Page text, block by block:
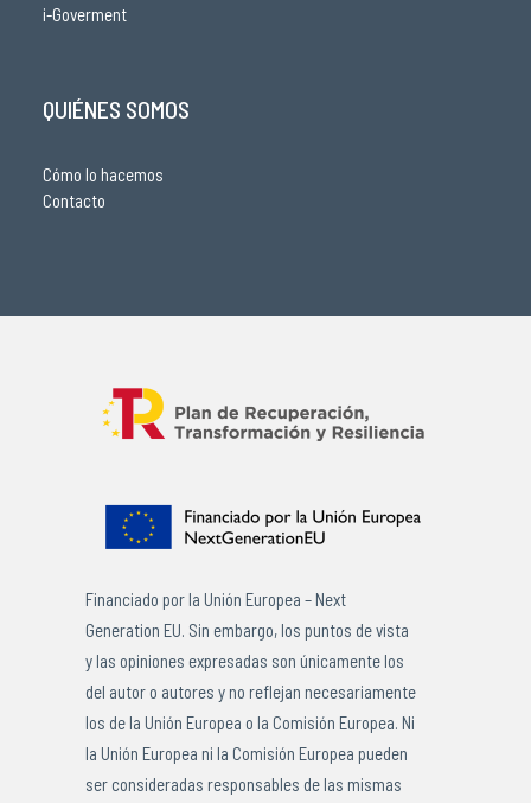
i-Goverment
QUIÉNES SOMOS
Cómo lo hacemos
Contacto
Financiado por la Unión Europea – Next
Generation EU. Sin embargo, los puntos de vista
y las opiniones expresadas son únicamente los
del autor o autores y no reflejan necesariamente
los de la Unión Europea o la Comisión Europea. Ni
la Unión Europea ni la Comisión Europea pueden
ser consideradas responsables de las mismas